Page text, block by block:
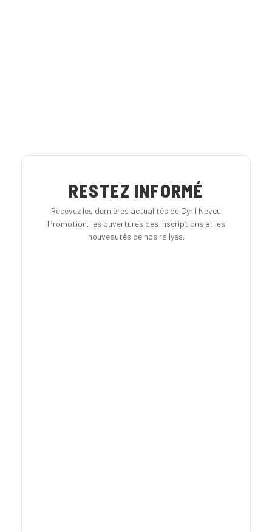
RESTEZ INFORMÉ
Recevez les dernières actualités de Cyril Neveu
Promotion, les ouvertures des inscriptions et les
nouveautés de nos rallyes.